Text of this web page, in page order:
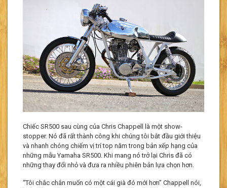
Chiếc SR500 sau cùng của Chris Chappell là một show-
stopper. Nó đã rất thành công khi chúng tôi bắt đầu giới thiệu
và nhanh chóng chiếm vị trí top năm trong bản xếp hạng của
những mẫu Yamaha SR500. Khi mang nó trở lại Chris đã có
những thay đổi nhỏ và đưa ra nhiều phiên bản lựa chọn hơn.
“Tôi chắc chắn muốn có một cái già đó mới hơn” Chappell nói,